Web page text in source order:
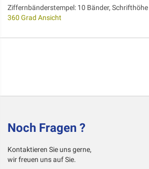
Ziffernbänderstempel: 10 Bänder,
360 Grad Ansicht
Noch Fragen ?
Kontaktieren Sie uns gerne,
wir freuen uns auf Sie.